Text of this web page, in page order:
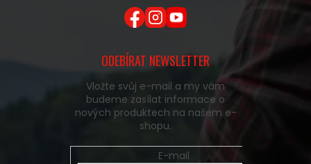
ODEBÍRAT NEWSLETTER
Vložte svůj e-mail a my vám
budeme zasílat informace o
nových produktech na našem e-
shopu.
E-mail